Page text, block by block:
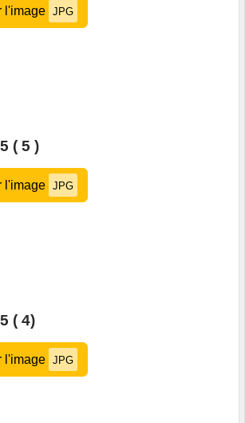
l'image JPG
( 5 )
l'image JPG
( 4)
l'image JPG